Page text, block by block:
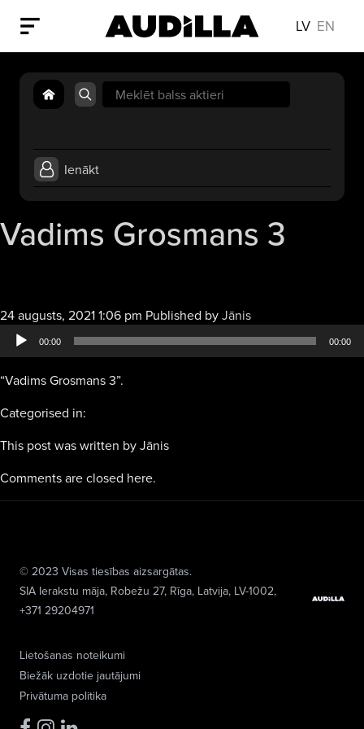
LV EN
Search
for:
Ienākt
Vadims Grosmans 3
24 augusts, 2021 1:06 pm Published byJānisAudio
atskaņotājs
00:00 00:00
“Vadims Grosmans 3”.
Categorised in:
This post was written by Jānis
Comments are closed here.
Lietošanas noteikumi
Biežāk uzdotie jautājumi
Privātuma politika
© 2023 Visas tiesības aizsargātas.
SIA Ierakstu māja, Robežu 27, Rīga, Latvija, LV-1002,
+371 29204971